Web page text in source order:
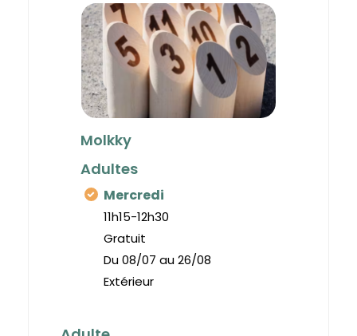
Molkky
Adultes
Mercredi
11h15-12h30
Gratuit
Du 08/07 au 26/08
Extérieur